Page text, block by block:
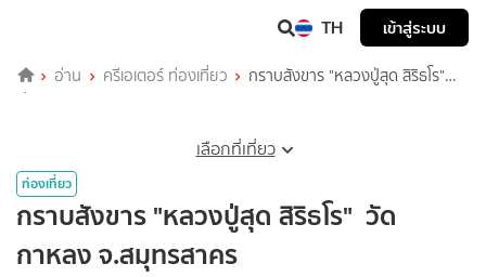
TH เข้าสู่ระบบ
อ่าน ครีเอเตอร์ ท่องเที่ยว
กราบสังขาร "หลวงปู่สุด สิริธโร"
วัดกาหลง จ.สมุทรสาคร
เลือกที่เที่ยว
ท่องเที่ยว
กราบสังขาร "หลวงปู่สุด สิริธโร" วัด
กาหลง จ.สมุทรสาคร